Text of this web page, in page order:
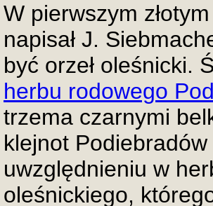
W pierwszym
napisał J.
być orzeł oleśnicki.
herbu rodowego
trzema czarnymi
klejnot
uwzględnieniu w
oleśnickiego,